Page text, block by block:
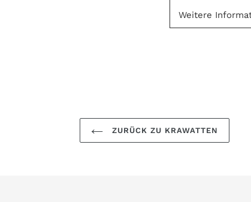
Weitere
ZURÜCK ZU KRAWATTEN